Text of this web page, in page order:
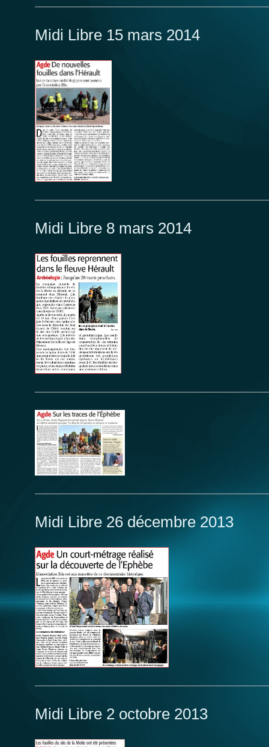
Midi Libre 15 mars 2014
Midi Libre 8 mars 2014
Midi Libre 26 décembre 2013
Midi Libre 2 octobre 2013